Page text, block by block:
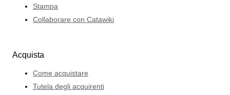
Stampa
Collaborare con Catawiki
Acquista
Come acquistare
Tutela degli acquirenti